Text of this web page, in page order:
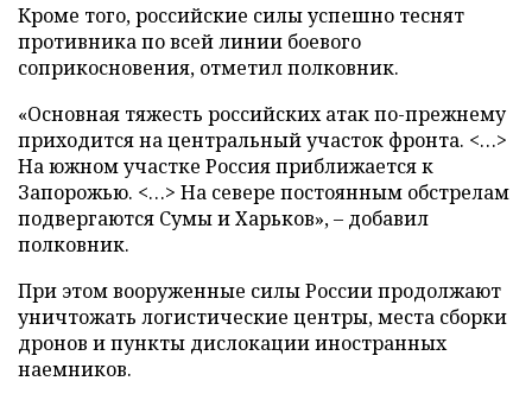
Кроме того, российские силы успешно теснят
противника по всей линии боевого
соприкосновения, отметил полковник.
«Основная тяжесть российских атак по-прежнему
приходится на центральный участок фронта. <…>
На южном участке Россия приближается к
Запорожью. <…> На севере постоянным обстрелам
подвергаются Сумы и Харьков», – добавил
полковник.
При этом вооруженные силы России продолжают
уничтожать логистические центры, места сборки
дронов и пункты дислокации иностранных
наемников.